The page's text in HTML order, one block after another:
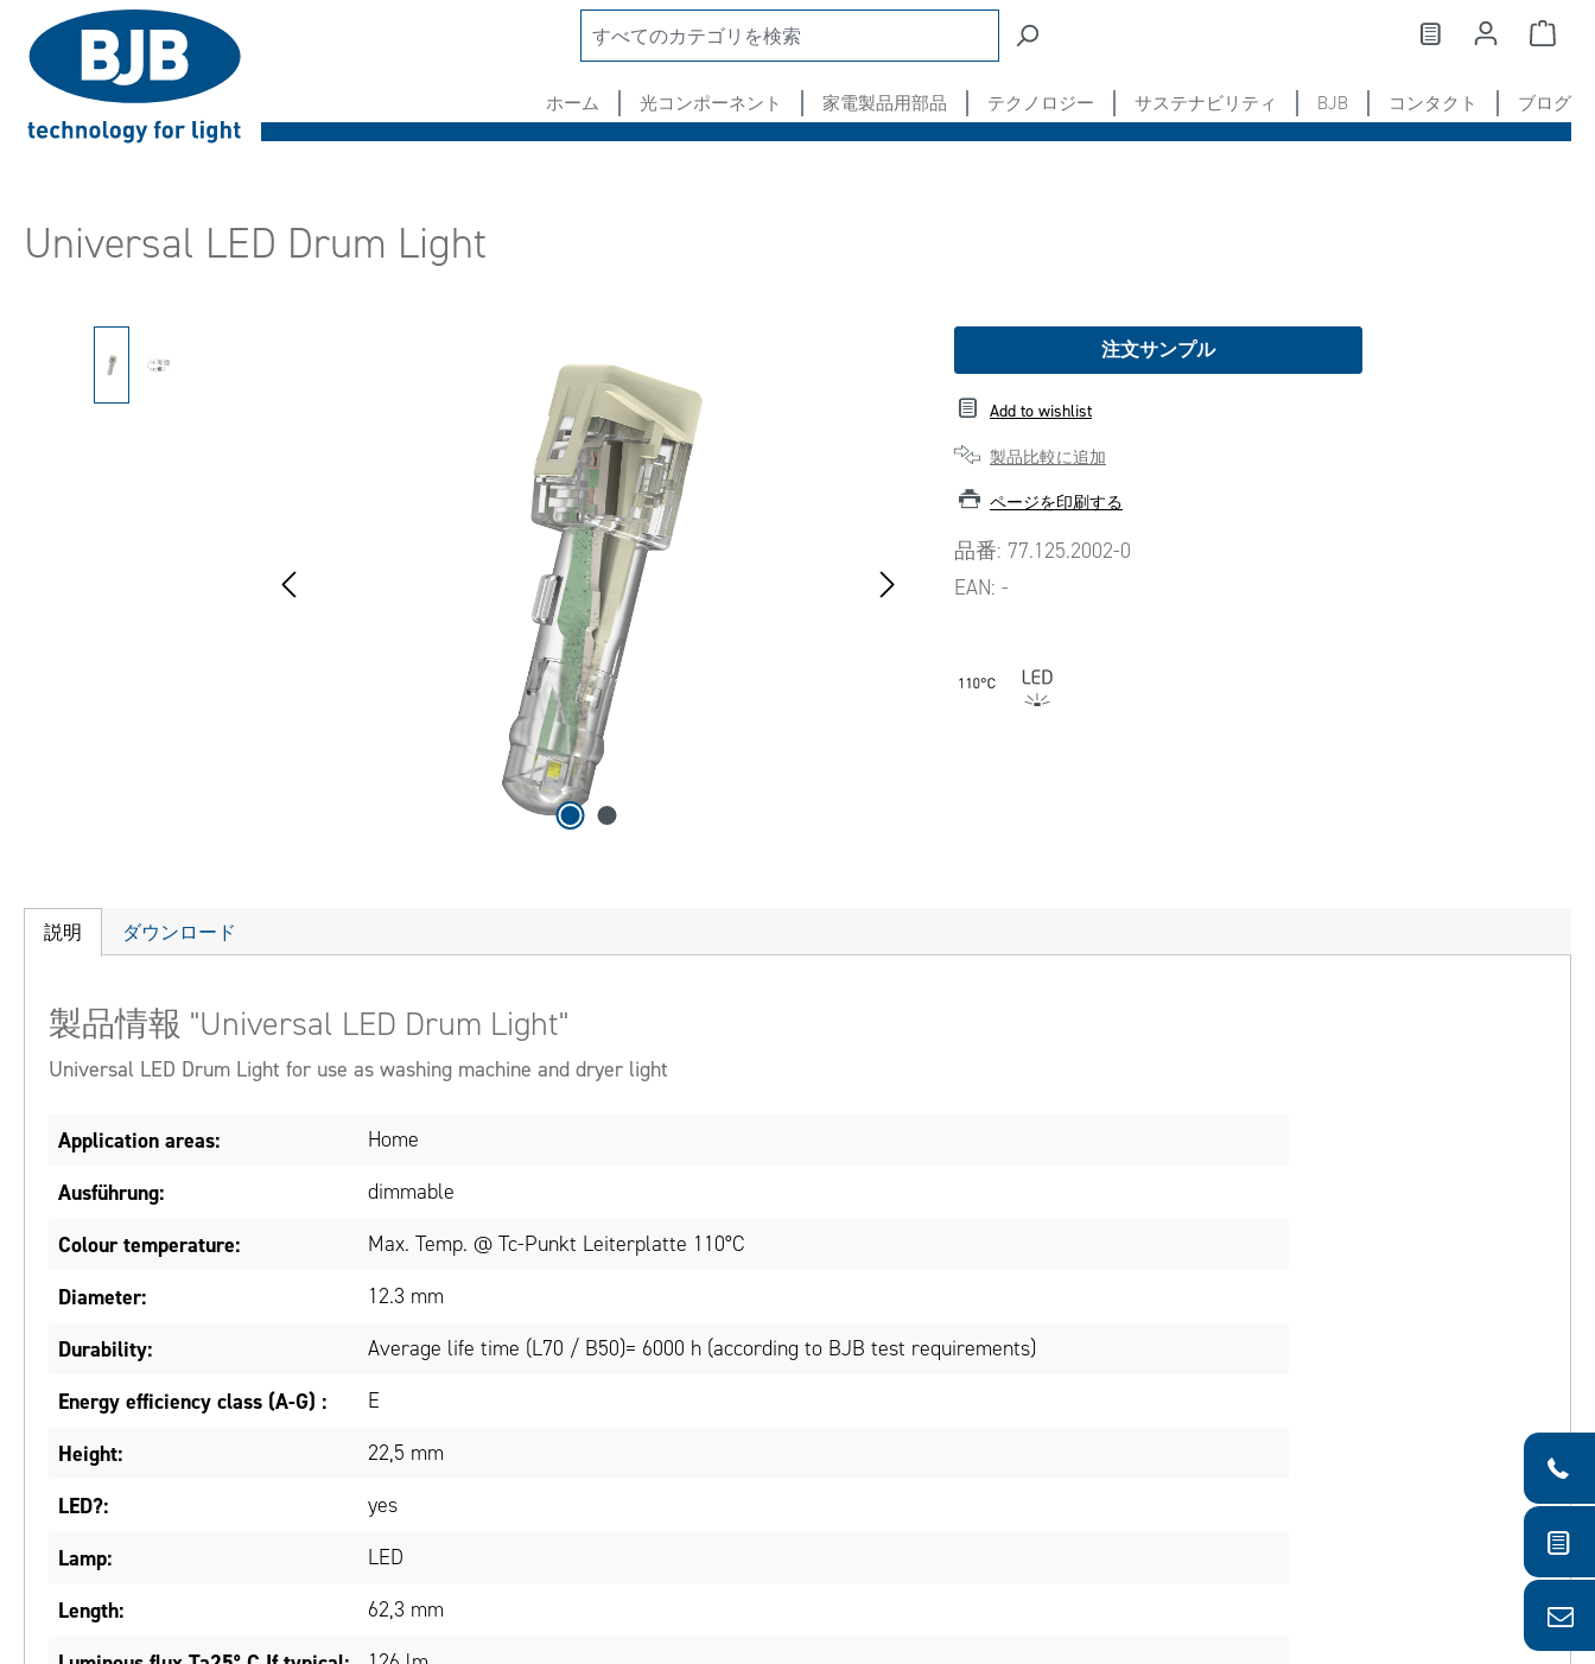
Skip to main navigation
ホーム 光コンポーネント 家電製品用部品 テクノロジー サステナビリティ BJB コンタクト ブログ
Universal LED Drum Light
注文サンプル
Add to wishlist
製品比較に追加
ページを印刷する
品番: 77.125.2002-0
EAN: -
説明 ダウンロード
製品情報 "Universal LED Drum Light"
Universal LED Drum Light for use as washing machine and dryer light
Application areas: Home
Ausführung: dimmable
Colour temperature: Max. Temp. @ Tc-Punkt Leiterplatte 110°C
Diameter: 12.3 mm
Durability: Average life time (L70 / B50)= 6000 h (according to BJB test requirements)
Energy efficiency class (A-G) : E
Height: 22,5 mm
LED?: yes
Lamp: LED
Length: 62,3 mm